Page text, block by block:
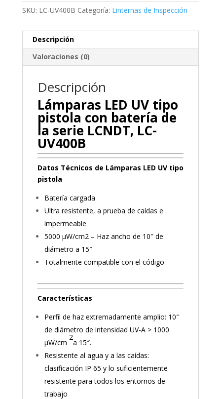
SKU: LC-UV400B Categoría: Linternas de Inspección
Descripción
Valoraciones (0)
Descripción
Lámparas LED UV tipo
pistola con batería de
la serie LCNDT, LC-
UV400B
Datos Técnicos de Lámparas LED UV tipo
pistola
Batería cargada
Ultra resistente, a prueba de caídas e
impermeable
5000 µW/cm2 – Haz ancho de 10″ de
diámetro a 15″
Totalmente compatible con el código
Características
Perfil de haz extremadamente amplio: 10″
de diámetro de intensidad UV-A > 1000
µW/cm
2
a 15″.
Resistente al agua y a las caídas:
clasificación IP 65 y lo suficientemente
resistente para todos los entornos de
trabajo